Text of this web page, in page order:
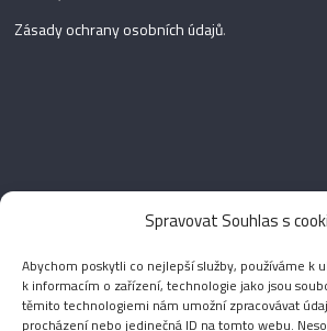
Spravovat Souhlas s
Abychom poskytli co nejlepší služby, používáme k
k informacím o zařízení, technologie jako jsou
těmito technologiemi nám umožní zpracovávat
procházení nebo jedinečná ID na tomto webu.
Zásady ochrany osobních údajů.